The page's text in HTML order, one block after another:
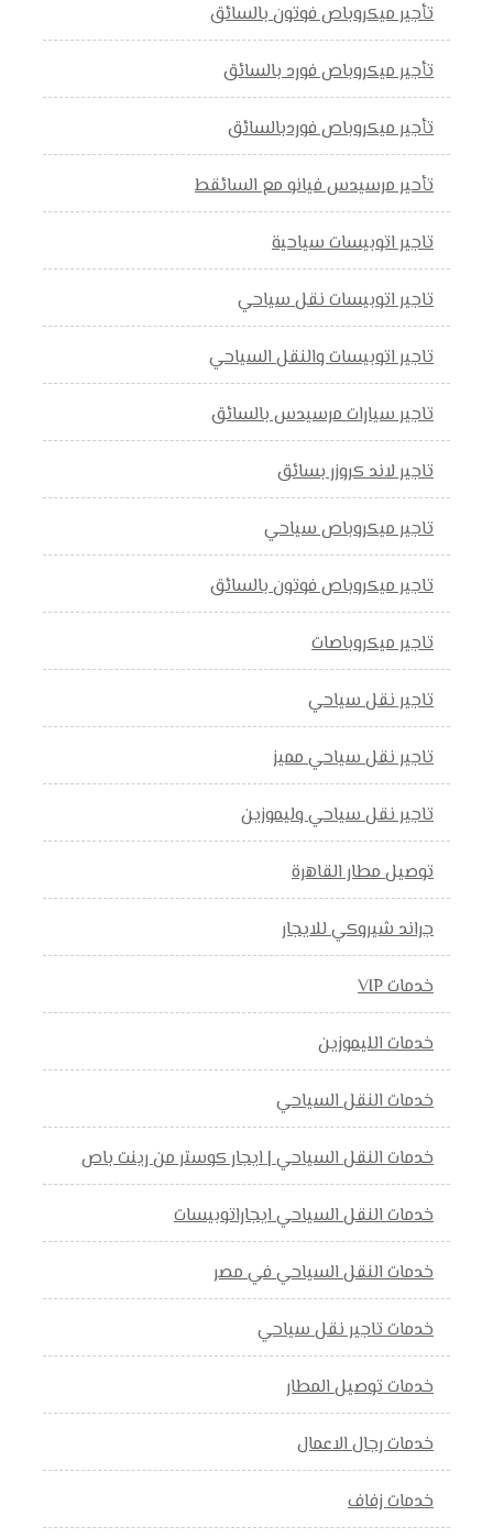
تأجير ميكروباص فوتون بالسائق
تأجير ميكروباص فورد بالسائق
تأجير ميكروباص فوردبالسائق
تأحير مرسيدس فيانو مع السائقط
تاجير اتوبيسات سياحية
تاجير اتوبيسات نقل سياحي
تاجير اتوبيسات والنقل السياحي
تاجير سيارات مرسيدس بالسائق
تاجير لاند كروزر بسائق
تاجير ميكروباص سياحي
تاجير ميكروباص فوتون بالسائق
تاجير ميكروباصات
تاجير نقل سياحي
تاجير نقل سياحي مميز
تاجير نقل سياحي وليموزين
توصيل مطار القاهرة
جراند شيروكي للايجار
خدمات VIP
خدمات الليموزين
خدمات النقل السياحي
خدمات النقل السياحي | ايجار كوستر من رينت باص
خدمات النقل السياحي ايجاراتوبيسات
خدمات النقل السياحي في مصر
خدمات تاجير نقل سياحي
خدمات توصيل المطار
خدمات رجال الاعمال
خدمات زفاف